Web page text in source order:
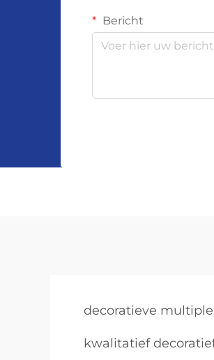
Bericht
decoratieve
kwalitatief